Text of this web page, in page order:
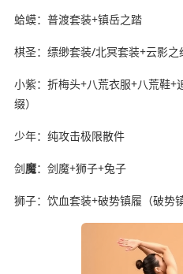
蛤蟆：普渡套装+镇岳之踏
棋圣：缥缈套装/北冥套装+云影
小紫：折梅头+八荒衣服+八荒鞋+
缀）
少年：纯攻击极限散件
剑魔：剑魔+狮子+兔子
狮子：饮血套装+破势镇履（破势